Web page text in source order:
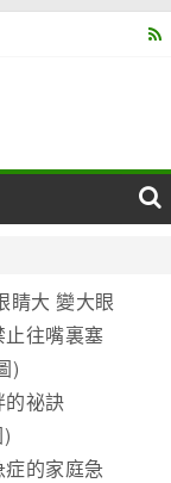
睛大 變大眼
往嘴裏塞
)
的祕訣
的家庭急